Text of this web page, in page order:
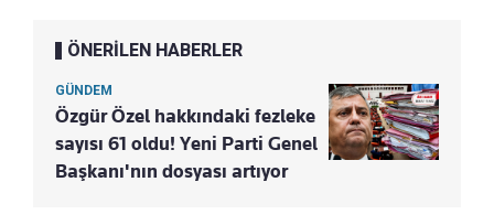
ÖNERİLEN HABERLER
GÜNDEM
Özgür Özel hakkındaki fezleke
sayısı 61 oldu! Yeni Parti Genel
Başkanı'nın dosyası artıyor